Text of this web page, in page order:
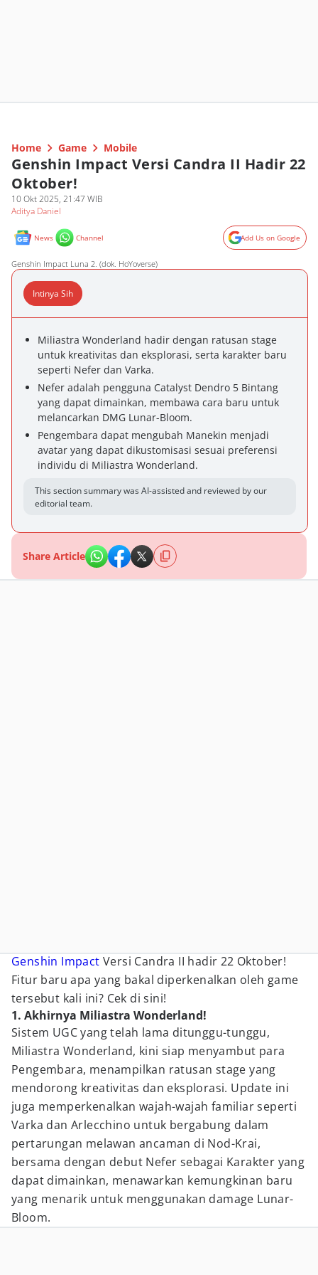
Home Game Mobile
Genshin Impact Versi Candra II Hadir 22
Oktober!
10 Okt 2025, 21:47 WIB
Aditya Daniel
News Channel Add Us on Google
Genshin Impact Luna 2. (dok. HoYoverse)
Intinya Sih
Miliastra Wonderland hadir dengan ratusan stage
untuk kreativitas dan eksplorasi, serta karakter baru
seperti Nefer dan Varka.
Nefer adalah pengguna Catalyst Dendro 5 Bintang
yang dapat dimainkan, membawa cara baru untuk
melancarkan DMG Lunar-Bloom.
Pengembara dapat mengubah Manekin menjadi
avatar yang dapat dikustomisasi sesuai preferensi
individu di Miliastra Wonderland.
This section summary was AI-assisted and reviewed by our
editorial team.
Share Article
Genshin Impact Versi Candra II hadir 22 Oktober!
Fitur baru apa yang bakal diperkenalkan oleh game
tersebut kali ini? Cek di sini!
1. Akhirnya Miliastra Wonderland!
Sistem UGC yang telah lama ditunggu-tunggu,
Miliastra Wonderland, kini siap menyambut para
Pengembara, menampilkan ratusan stage yang
mendorong kreativitas dan eksplorasi. Update ini
juga memperkenalkan wajah-wajah familiar seperti
Varka dan Arlecchino untuk bergabung dalam
pertarungan melawan ancaman di Nod-Krai,
bersama dengan debut Nefer sebagai Karakter yang
dapat dimainkan, menawarkan kemungkinan baru
yang menarik untuk menggunakan damage Lunar-
Bloom.